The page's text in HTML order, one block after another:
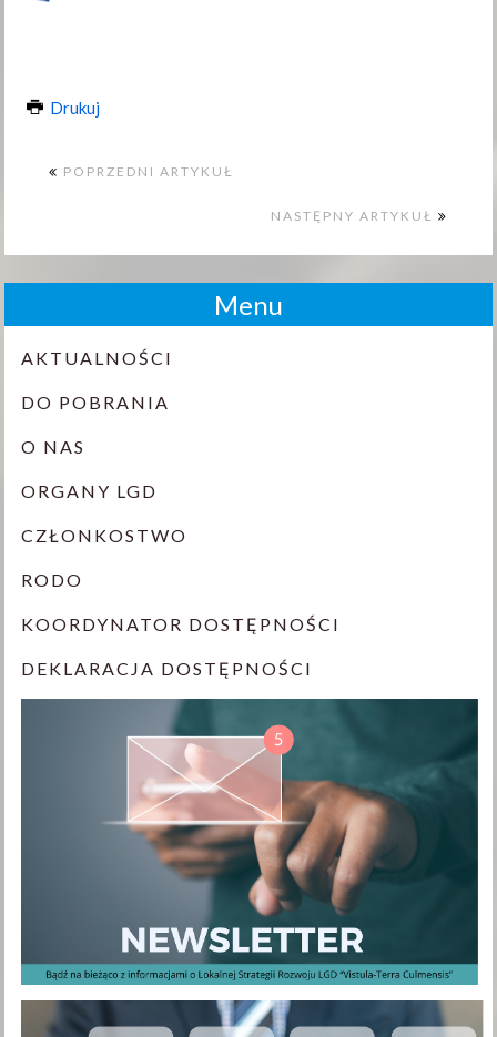
Drukuj
POPRZEDNI ARTYKUŁ
NASTĘPNY ARTYKUŁ
Menu
AKTUALNOŚCI
DO POBRANIA
O NAS
ORGANY LGD
CZŁONKOSTWO
RODO
KOORDYNATOR DOSTĘPNOŚCI
DEKLARACJA DOSTĘPNOŚCI